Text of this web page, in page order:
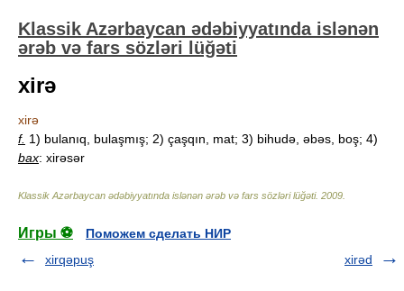
Klassik Azərbaycan ədəbiyyatında islənən
ərəb və fars sözləri lüğəti
xirə
xirə
f. 1) bulanıq, bulaşmış; 2) çaşqın, mat; 3) bihudə, əbəs, boş; 4)
bax: xirəsər
Klassik Azərbaycan ədəbiyyatında islənən ərəb və fars sözləri lüğəti. 2009
Игры ⚽
Поможем сделать НИР
xirqəpuş
xirəd